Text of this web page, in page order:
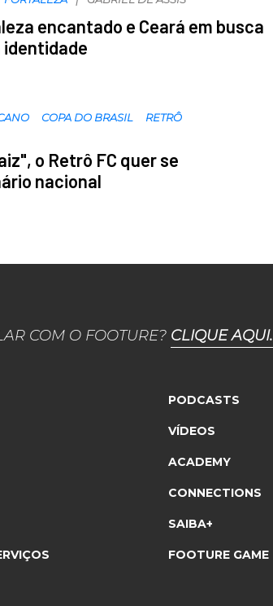
encantado e Ceará em busca
COPA DO BRASIL
RETRÔ
o Retrô FC quer se
nacional
COM O FOOTURE? CLIQUE AQUI.
PODCASTS
VÍDEOS
ACADEMY
CONNECTIONS
SAIBA+
FOOTURE GAME